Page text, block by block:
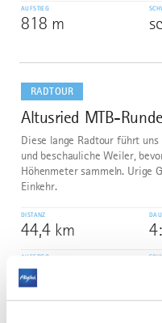
AUFSTIEG
818 m
RADTOUR
3
Altusried MTB-Runde
Diese lange Radtour führt
und beschauliche Weiler,
Höhenmeter sammeln. Urige
Einkehr.
DISTANZ
44,4 km
AUFSTIEG
601 m
dazu